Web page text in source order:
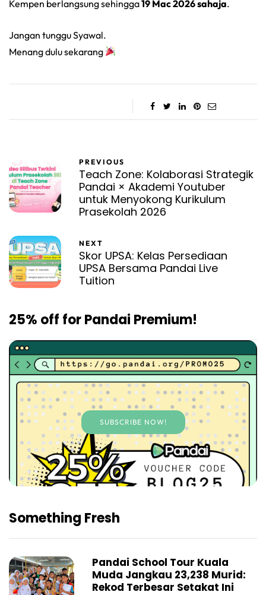
Kempen berlangsung sehingga19 Mac 2026 sahaja.
Jangan tunggu Syawal.
Menang dulu sekarang
PREVIOUS
Teach Zone: Kolaborasi Strategik
Pandai × Akademi Youtuber
untuk Menyokong Kurikulum
Prasekolah 2026
NEXT
Skor UPSA: Kelas Persediaan
UPSA Bersama Pandai Live
Tuition
25% off for Pandai Premium!
SUBSCRIBE NOW!
Something Fresh
Pandai School Tour Kuala
Muda Jangkau 23,238 Murid:
Rekod Terbesar Setakat Ini